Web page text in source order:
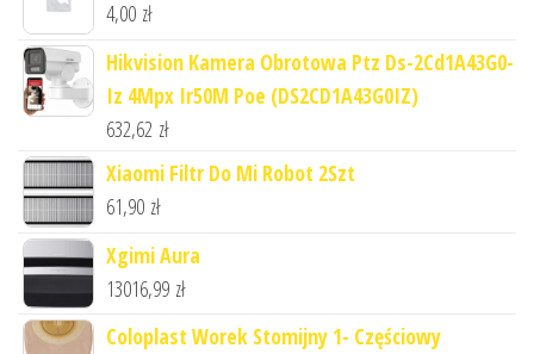
4,00 zł
Hikvision Kamera Obrotowa Ptz Ds-2Cd1A43G0-
Iz 4Mpx Ir50M Poe (DS2CD1A43G0IZ)
632,62 zł
Xiaomi Filtr Do Mi Robot 2Szt
61,90 zł
Xgimi Aura
13016,99 zł
Coloplast Worek Stomijny 1- Częściowy